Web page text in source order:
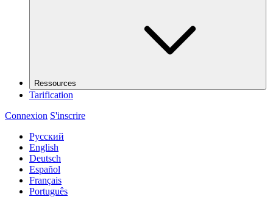
Ressources
Tarification
Connexion S'inscrire
Русский
English
Deutsch
Español
Français
Português